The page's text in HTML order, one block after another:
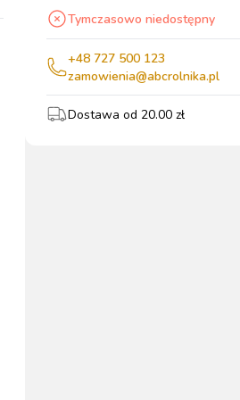
wszystkie
Tymczasowo niedostępny
+48 727 500 123
zamowienia@abcrolnika.pl
Dostawa od 20.00 zł